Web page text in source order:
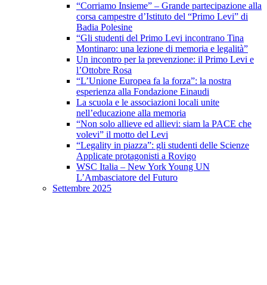
“Corriamo Insieme” – Grande partecipazione alla
corsa campestre d’Istituto del “Primo Levi” di
Badia Polesine
“Gli studenti del Primo Levi incontrano Tina
Montinaro: una lezione di memoria e legalità”
Un incontro per la prevenzione: il Primo Levi e
l’Ottobre Rosa
“L’Unione Europea fa la forza”: la nostra
esperienza alla Fondazione Einaudi
La scuola e le associazioni locali unite
nell’educazione alla memoria
“Non solo allieve ed allievi: siam la PACE che
volevi” il motto del Levi
“Legality in piazza”: gli studenti delle Scienze
Applicate protagonisti a Rovigo
WSC Italia – New York Young UN
L’Ambasciatore del Futuro
Settembre 2025